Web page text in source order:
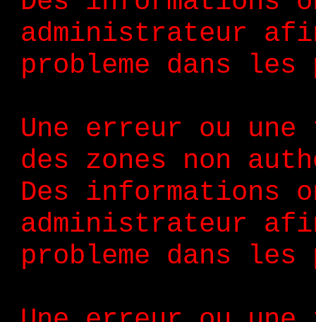
administrateur
probleme dans
Une erreur ou
des zones non
Des informations
administrateur
probleme dans